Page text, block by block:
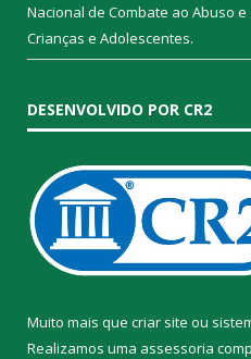
Nacional de Combate ao Abuso
Crianças e Adolescentes.
DESENVOLVIDO POR CR2
Muito mais que criar site ou
Realizamos uma assessoria